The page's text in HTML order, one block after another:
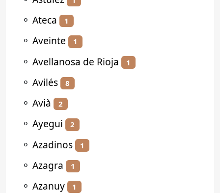
⚬ Ateca 1
⚬ Aveinte 1
⚬ Avellanosa de Rioja 1
⚬ Avilés 8
⚬ Avià 2
⚬ Ayegui 2
⚬ Azadinos 1
⚬ Azagra 1
⚬ Azanuy 1